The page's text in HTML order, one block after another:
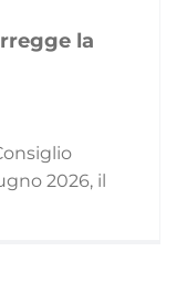
la
2026, il